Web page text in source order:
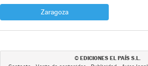
Zaragoza
© EDICIONES EL PAÍS S.L.